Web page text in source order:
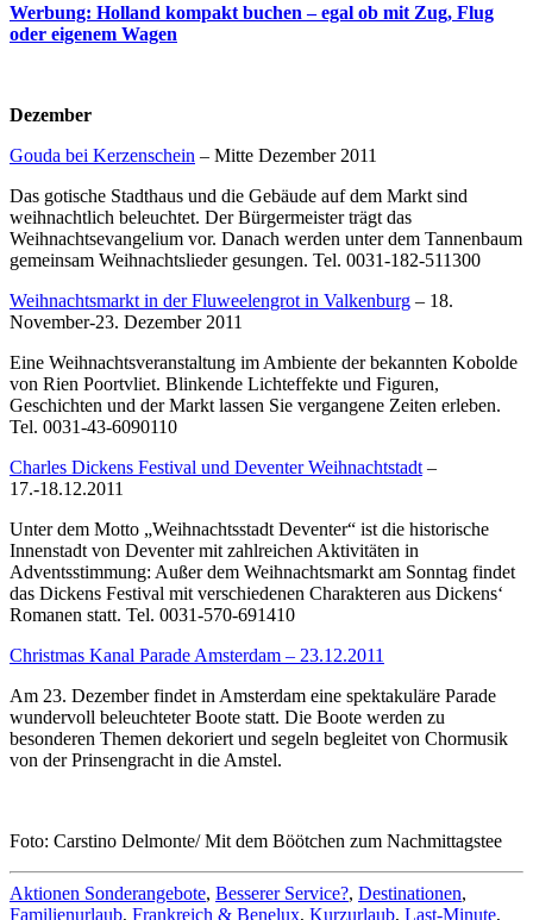
Werbung: Holland kompakt buchen – egal ob mit Zug, Flug
oder eigenem Wagen
Dezember
Gouda bei Kerzenschein – Mitte Dezember 2011
Das gotische Stadthaus und die Gebäude auf dem Markt sind
weihnachtlich beleuchtet. Der Bürgermeister trägt das
Weihnachtsevangelium vor. Danach werden unter dem Tannenbaum
gemeinsam Weihnachtslieder gesungen. Tel. 0031-182-511300
Weihnachtsmarkt in der Fluweelengrot in Valkenburg – 18.
November-23. Dezember 2011
Eine Weihnachtsveranstaltung im Ambiente der bekannten Kobolde
von Rien Poortvliet. Blinkende Lichteffekte und Figuren,
Geschichten und der Markt lassen Sie vergangene Zeiten erleben.
Tel. 0031-43-6090110
Charles Dickens Festival und Deventer Weihnachtstadt –
17.-18.12.2011
Unter dem Motto „Weihnachtsstadt Deventer“ ist die historische
Innenstadt von Deventer mit zahlreichen Aktivitäten in
Adventsstimmung: Außer dem Weihnachtsmarkt am Sonntag findet
das Dickens Festival mit verschiedenen Charakteren aus Dickens‘
Romanen statt. Tel. 0031-570-691410
Christmas Kanal Parade Amsterdam – 23.12.2011
Am 23. Dezember findet in Amsterdam eine spektakuläre Parade
wundervoll beleuchteter Boote statt. Die Boote werden zu
besonderen Themen dekoriert und segeln begleitet von Chormusik
von der Prinsengracht in die Amstel.
Foto: Carstino Delmonte/ Mit dem Böötchen zum Nachmittagstee
Aktionen Sonderangebote, Besserer Service?, Destinationen,
Familienurlaub, Frankreich & Benelux, Kurzurlaub, Last-Minute,